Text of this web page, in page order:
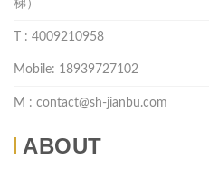
梯）
T : 4009210958
Mobile: 18939727102
M : contact@sh-jianbu.com
ABOUT